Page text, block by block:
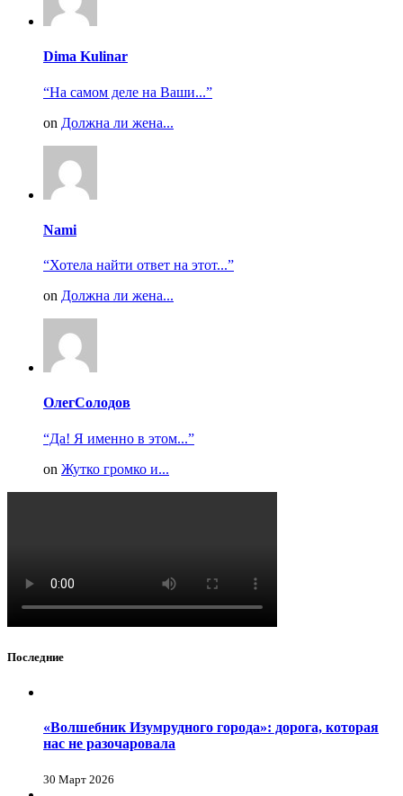
Dima Kulinar
“На самом деле на Ваши...”
on Должна ли жена...
Nami
“Хотела найти ответ на этот...”
on Должна ли жена...
ОлегСолодов
“Да! Я именно в этом...”
on Жутко громко и...
Последние
«Волшебник Изумрудного города»: дорога, которая
нас не разочаровала
30 Март 2026